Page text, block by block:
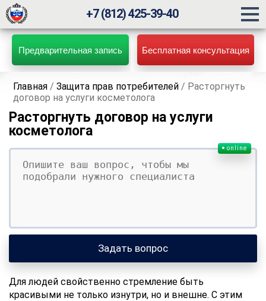
Предварительная запись Бесплатная консультация
+7 (812) 425-39-40
Главная /Защита прав потребителей / Расторгнуть
договор на услуги косметолога
Расторгнуть договор на услуги
косметолога
Ваш вопрос
Ваше имя
Ваши контакты
online
Задать вопрос
Для людей свойственно стремление быть
красивыми не только изнутри, но и внешне. С этим